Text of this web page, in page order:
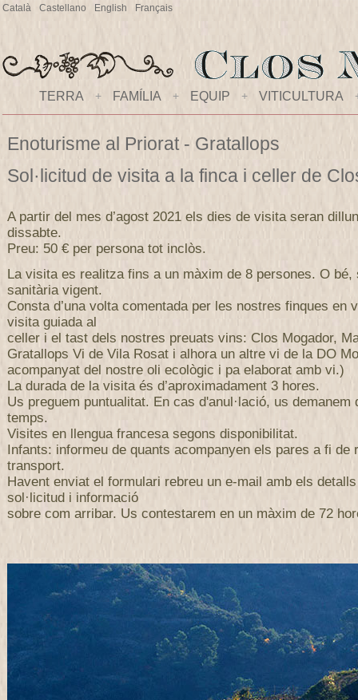
Català Castellano English Français
TERRA + FAMÍLIA + EQUIP + VITICULTURA
Enoturisme al Priorat - Gratallops
Sol·licitud de visita a la finca i celler de
A partir del mes d’agost 2021 els dies de visita seran
dissabte.
Preu: 50 € per persona tot inclòs.
La visita es realitza fins a un màxim de 8 persones. O bé,
sanitària vigent.
Consta d’una volta comentada per les nostres finques en
visita guiada al
celler i el tast dels nostres preuats vins: Clos Mogador,
Gratallops Vi de Vila Rosat i alhora un altre vi de la DO
acompanyat del nostre oli ecològic i pa elaborat amb vi.)
La durada de la visita és d’aproximadament 3 hores.
Us preguem puntualitat. En cas d'anul·lació, us demanem
temps.
Visites en llengua francesa segons disponibilitat.
Infants: informeu de quants acompanyen els pares a fi de
transport.
Havent enviat el formulari rebreu un e-mail amb els
sol·licitud i informació
sobre com arribar. Us contestarem en un màxim de 72